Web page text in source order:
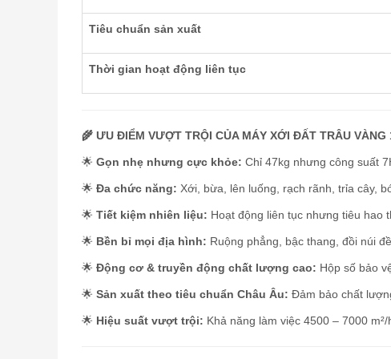
Tiêu chuẩn sản xuất
Thời gian hoạt động liên tục
🌾 ƯU ĐIỂM VƯỢT TRỘI CỦA MÁY XỚI ĐẤT TRÂU VÀNG
🌟 Gọn nhẹ nhưng cực khỏe: Chỉ 47kg nhưng công suất
🌟 Đa chức năng: Xới, bừa, lên luống, rạch rãnh, trỉa cây,
🌟 Tiết kiệm nhiên liệu: Hoạt động liên tục nhưng tiêu hao
🌟 Bền bỉ mọi địa hình: Ruộng phẳng, bậc thang, đồi núi
🌟 Động cơ & truyền động chất lượng cao: Hộp số bảo
🌟 Sản xuất theo tiêu chuẩn Châu Âu: Đảm bảo chất
🌟 Hiệu suất vượt trội: Khả năng làm việc 4500 – 7000